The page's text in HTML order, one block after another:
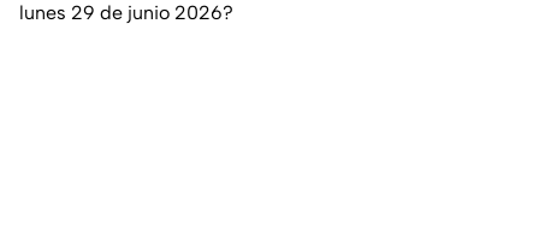
lunes 29 de junio 2026?